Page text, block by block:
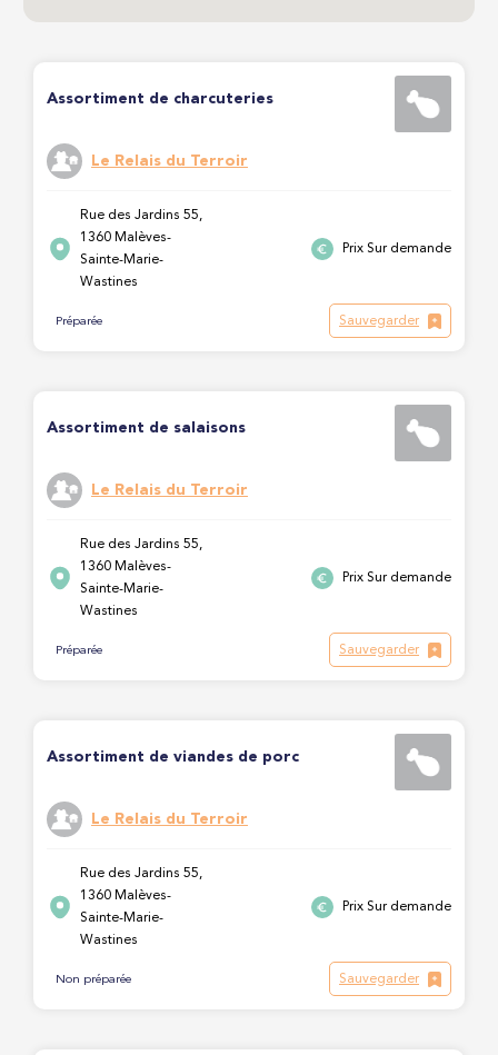
Assortiment de charcuteries
Le Relais du Terroir
Rue des Jardins 55,
1360 Malèves-
Sainte-Marie-
Wastines
Prix Sur demande
Préparée Sauvegarder
Assortiment de salaisons
Le Relais du Terroir
Rue des Jardins 55,
1360 Malèves-
Sainte-Marie-
Wastines
Prix Sur demande
Préparée Sauvegarder
Assortiment de viandes de porc
Le Relais du Terroir
Rue des Jardins 55,
1360 Malèves-
Sainte-Marie-
Wastines
Prix Sur demande
Non préparée Sauvegarder